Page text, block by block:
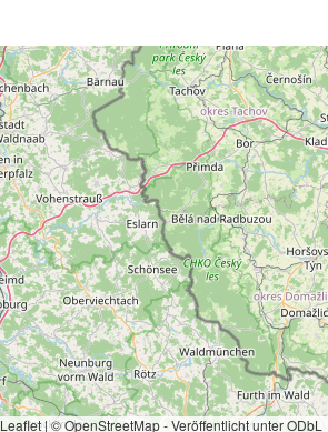
Leaflet|©OpenStreetMap- Veröffentlicht unterODbL